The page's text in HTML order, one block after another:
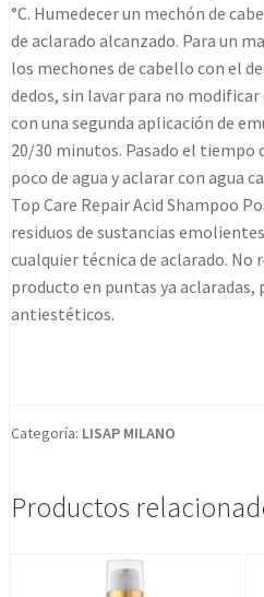
°C. Humedecer un mechón de
de aclarado alcanzado. Para un
los mechones de cabello con el
dedos, sin lavar para no
con una segunda aplicación de
20/30 minutos. Pasado el tiempo
poco de agua y aclarar con agua
Top Care Repair Acid Shampoo
residuos de sustancias
cualquier técnica de aclarado.
producto en puntas ya
antiestéticos.
Categoría: LISAP MILANO
Productos